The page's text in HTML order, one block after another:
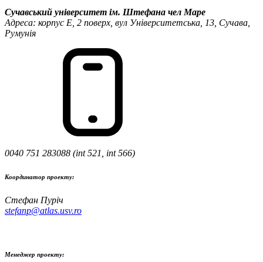
Сучавський університет ім. Штефана чел Маре
Адреса: корпус Е, 2 поверх, вул Університетська, 13, Сучава,
Румунія
0040 751 283088 (int 521, int 566)
Координатор проекту:
Стефан Пуріч
stefanp@atlas.usv.ro
Менеджер проекту: